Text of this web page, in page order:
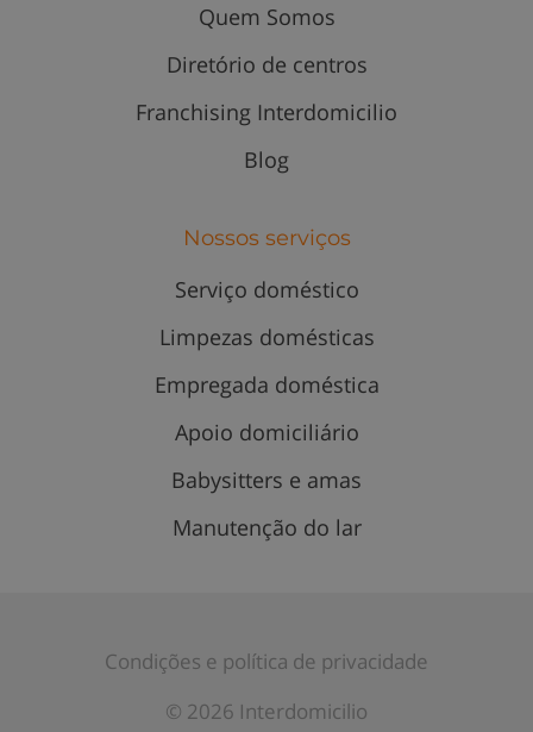
Quem Somos
Diretório de centros
Franchising Interdomicilio
Blog
Nossos serviços
Serviço doméstico
Limpezas domésticas
Empregada doméstica
Apoio domiciliário
Babysitters e amas
Manutenção do lar
Condições e política de privacidade
© 2026 Interdomicilio